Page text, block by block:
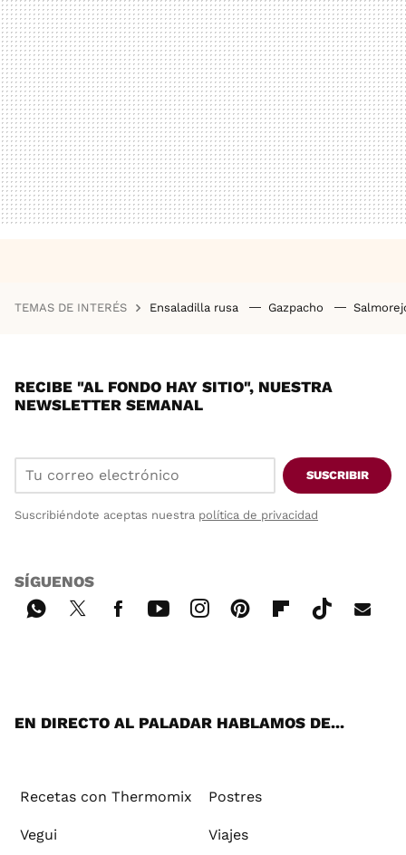
TEMAS DE INTERÉS Ensaladilla rusa Gazpacho
RECIBE "AL FONDO HAY SITIO", NUESTRA
NEWSLETTER SEMANAL
SUSCRIBIR
Suscribiéndote aceptas nuestra política de privacidad
SÍGUENOS
EN DIRECTO AL PALADAR HABLAMOS DE...
Recetas con Thermomix Postres
Vegui Viajes